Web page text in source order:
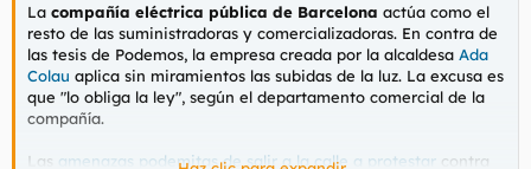
La compañía eléctrica pública de Barcelona actúa como el
resto de las suministradoras y comercializadoras. En contra de
las tesis de Podemos, la empresa creada por la alcaldesa Ada
Colau aplica sin miramientos las subidas de la luz. La excusa es
que "lo obliga la ley", según el departamento comercial de la
compañía.
Las amenazas podemitas de salir a la calle a protestar contra